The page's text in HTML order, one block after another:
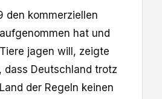
den kommerziellen
hat und
jagen will, zeigte
dass Deutschland trotz
der Regeln keinen